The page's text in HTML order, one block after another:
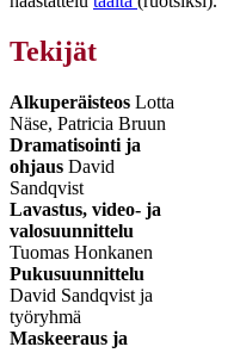
Tekijät
Alkuperäisteos Lotta
Näse, Patricia Bruun
Dramatisointi ja
ohjaus David
Sandqvist
Lavastus, video- ja
valosuunnittelu
Tuomas Honkanen
Pukusuunnittelu
David Sandqvist ja
työryhmä
Maskeeraus ja